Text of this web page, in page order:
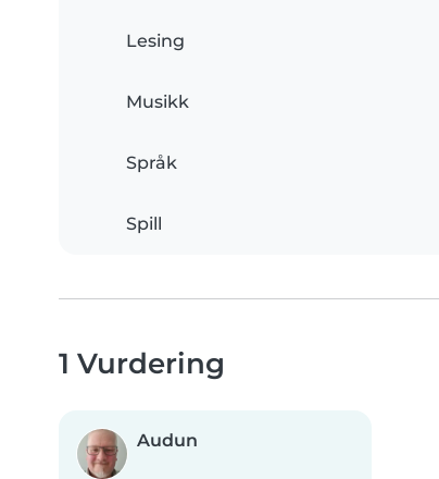
Lesing
Musikk
Språk
Spill
1 Vurdering
Audun